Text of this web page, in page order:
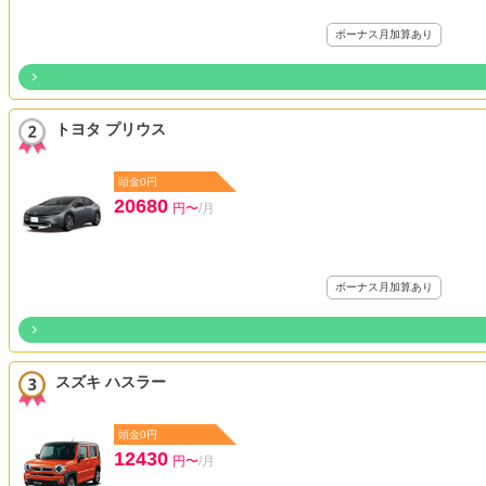
ボーナス月加算あり
トヨタ プリウス
頭金0円
20680 円〜/月
ボーナス月加算あり
スズキ ハスラー
頭金0円
12430 円〜/月